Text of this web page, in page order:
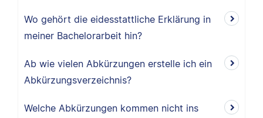
Wo gehört die eidesstattliche Erklärung in
meiner Bachelorarbeit hin?
Ab wie vielen Abkürzungen erstelle ich ein
Abkürzungsverzeichnis?
Welche Abkürzungen kommen nicht ins